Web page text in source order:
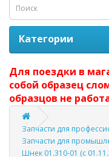
Категории
Для поездки в
собой образец
образцов не
Запчасти для
Запчасти для
Шнек 01.310-01 (с